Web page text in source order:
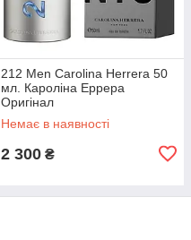
212 Men Carolina Herrera 50
мл. Кароліна Еррера
Оригінал
Немає в наявності
2 300 ₴